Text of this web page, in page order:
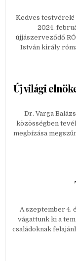
Kedves testvérek!
2024.
újjászerveződő
István király
Új világi
Dr. Varga
közösségben
megbízása
A szeptember 4.
vágattunk ki a
családoknak